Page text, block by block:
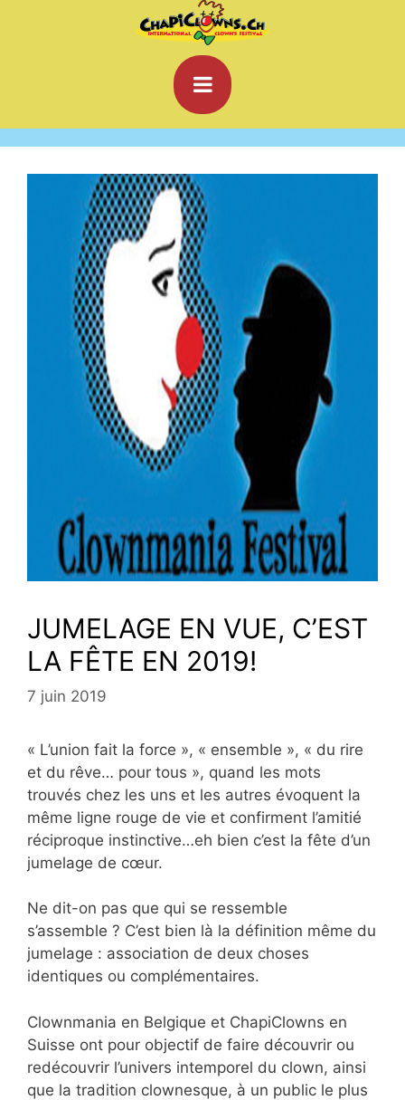
JUMELAGE EN VUE, C’EST
LA FÊTE EN 2019!
7 juin 2019
« L’union fait la force », « ensemble », « du rire
et du rêve… pour tous », quand les mots
trouvés chez les uns et les autres évoquent la
même ligne rouge de vie et confirment l’amitié
réciproque instinctive…eh bien c’est la fête d’un
jumelage de cœur.
Ne dit-on pas que qui se ressemble
s’assemble ? C’est bien là la définition même du
jumelage : association de deux choses
identiques ou complémentaires.
Clownmania en Belgique et ChapiClowns en
Suisse ont pour objectif de faire découvrir ou
redécouvrir l’univers intemporel du clown, ainsi
que la tradition clownesque, à un public le plus